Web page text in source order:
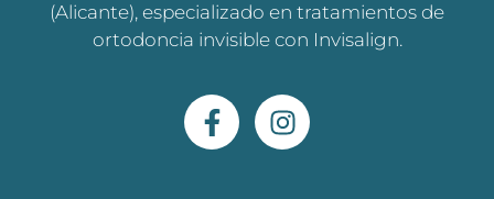
(Alicante), especializado en tratamientos de
ortodoncia invisible con Invisalign.
F
a
I
n